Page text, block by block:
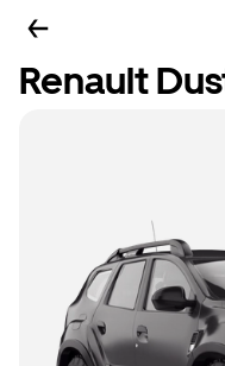
Renault